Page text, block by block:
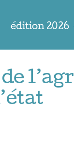
édition 2026